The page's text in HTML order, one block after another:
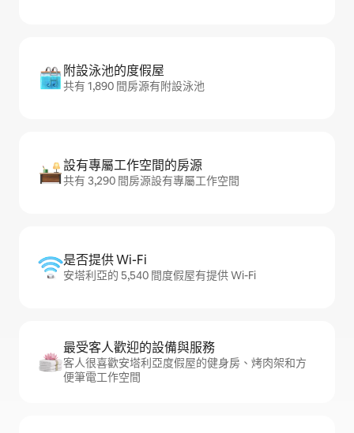
附設泳池的度假屋
共有 1,890 間房源有附設泳池
設有專屬工作空間的房源
共有 3,290 間房源設有專屬工作空間
是否提供 Wi-Fi
安塔利亞的 5,540 間度假屋有提供 Wi-Fi
最受客人歡迎的設備與服務
客人很喜歡安塔利亞度假屋的健身房、烤肉架和方
便筆電工作空間